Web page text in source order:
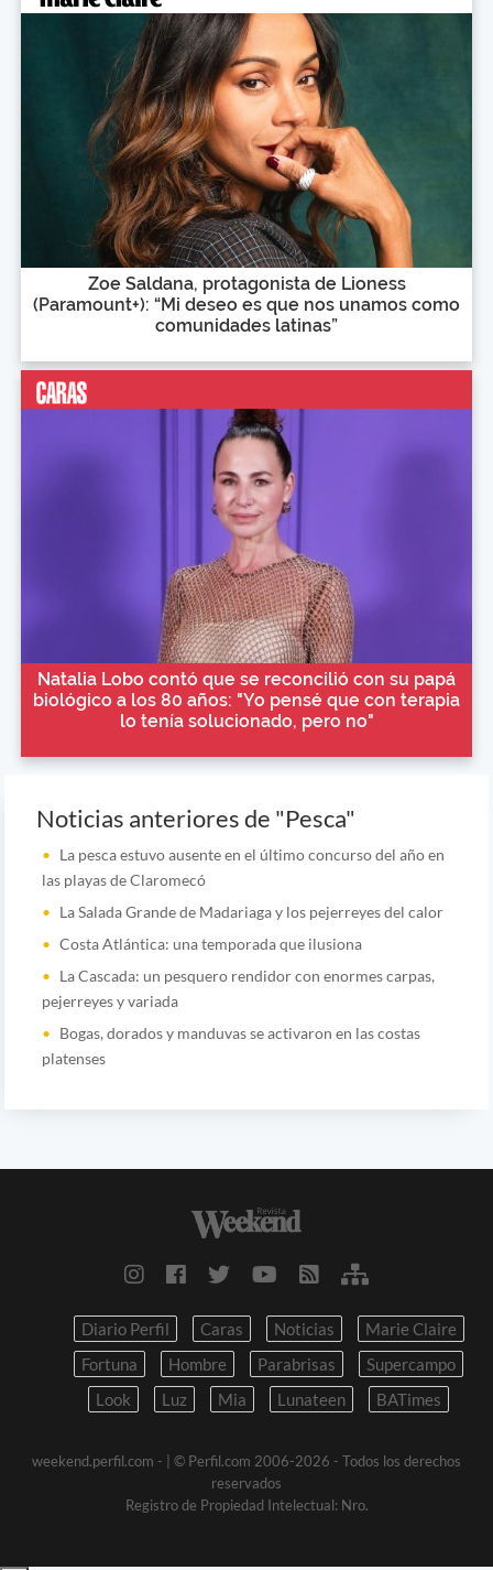
Zoe Saldana, protagonista de Lioness
(Paramount+): “Mi deseo es que nos unamos como
comunidades latinas”
Natalia Lobo contó que se reconcilió con su papá
biológico a los 80 años: "Yo pensé que con terapia
lo tenía solucionado, pero no"
Noticias anteriores de "Pesca"
La pesca estuvo ausente en el último concurso del año en
las playas de Claromecó
La Salada Grande de Madariaga y los pejerreyes del calor
Costa Atlántica: una temporada que ilusiona
La Cascada: un pesquero rendidor con enormes carpas,
pejerreyes y variada
Bogas, dorados y manduvas se activaron en las costas
platenses
Diario Perfil Caras Noticias
Marie Claire
Fortuna
Hombre Parabrisas
Supercampo
Look
Luz Mia Lunateen BATimes
weekend.perfil.com -
| © Perfil.com 2006-2026 - Todos los derechos
reservados
Registro de Propiedad Intelectual: Nro.